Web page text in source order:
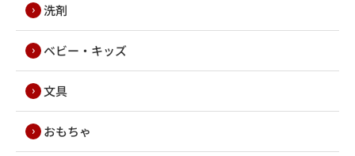
洗剤
ベビー・キッズ
文具
おもちゃ